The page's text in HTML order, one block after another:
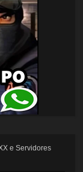
e Servidores